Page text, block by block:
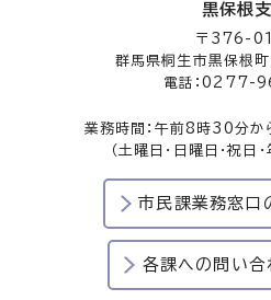
黒保根
〒376-
群馬県桐生市黒保根
電話：0277-
業務時間：午前8時30分
（土曜日・日曜日・祝日
市民課業務窓口
各課への問い合